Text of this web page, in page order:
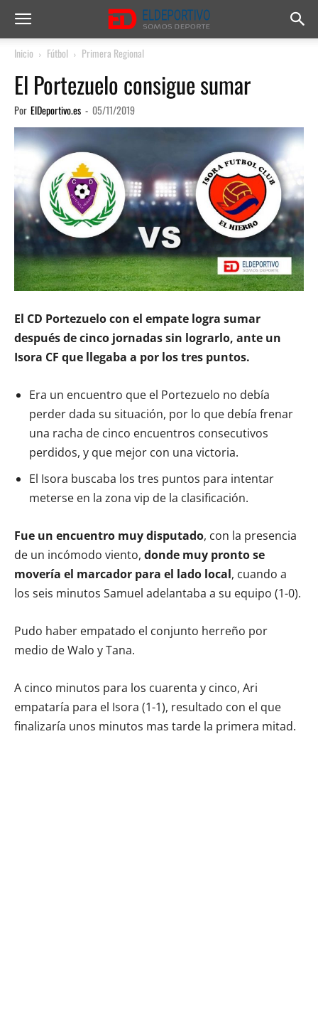
Inicio Fútbol Primera Regional
El Portezuelo consigue sumar
Por ElDeportivo.es - 05/11/2019
El CD Portezuelo con el empate logra sumar
después de cinco jornadas sin lograrlo, ante un
Isora CF que llegaba a por los tres puntos.
Era un encuentro que el Portezuelo no debía
perder dada su situación, por lo que debía frenar
una racha de cinco encuentros consecutivos
perdidos, y que mejor con una victoria.
El Isora buscaba los tres puntos para intentar
meterse en la zona vip de la clasificación.
Fue un encuentro muy disputado, con la presencia
de un incómodo viento, donde muy pronto se
movería el marcador para el lado local, cuando a
los seis minutos Samuel adelantaba a su equipo (1-0).
Pudo haber empatado el conjunto herreño por
medio de Walo y Tana.
A cinco minutos para los cuarenta y cinco, Ari
empataría para el Isora (1-1), resultado con el que
finalizaría unos minutos mas tarde la primera mitad.